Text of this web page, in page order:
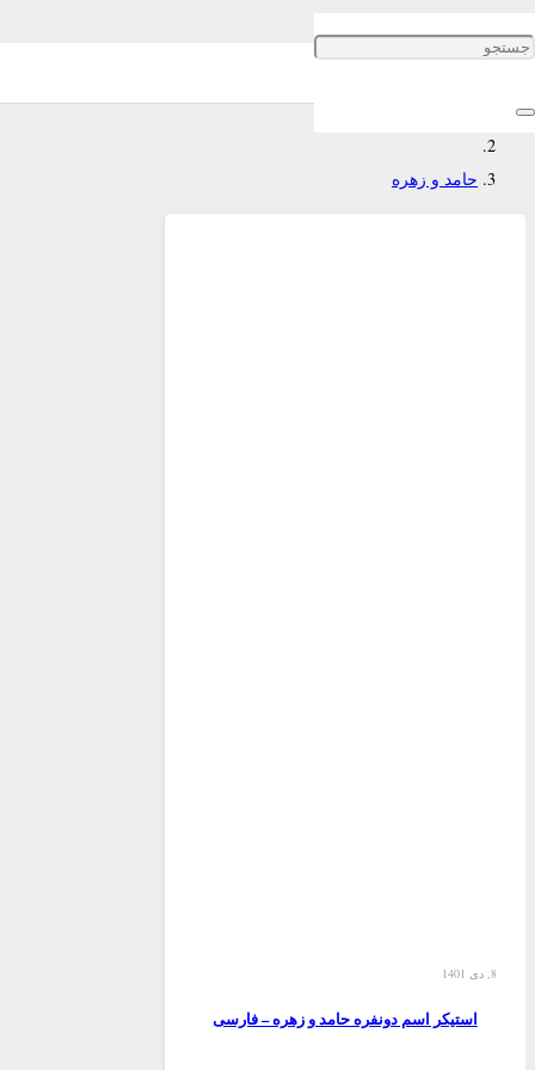
حامد و زهره
حامد و زهره
8, دی 1401
استیکر اسم دونفره حامد و زهره – فارسی